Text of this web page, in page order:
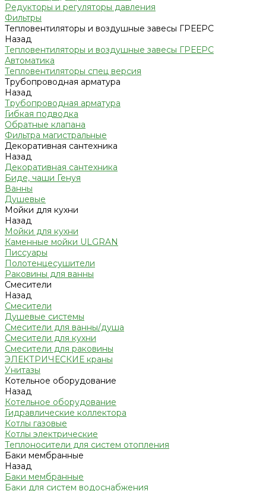
Редукторы и регуляторы давления
Фильтры
Тепловентиляторы и воздушные завесы ГРЕЕРС
Назад
Тепловентиляторы и воздушные завесы ГРЕЕРС
Автоматика
Тепловентиляторы спец версия
Трубопроводная арматура
Назад
Трубопроводная арматура
Гибкая подводка
Обратные клапана
Фильтра магистральные
Декоративная сантехника
Назад
Декоративная сантехника
Биде, чаши Генуя
Ванны
Душевые
Мойки для кухни
Назад
Мойки для кухни
Каменные мойки ULGRAN
Писсуары
Полотенцесушители
Раковины для ванны
Смесители
Назад
Смесители
Душевые системы
Смесители для ванны/душа
Смесители для кухни
Смесители для раковины
ЭЛЕКТРИЧЕСКИЕ краны
Унитазы
Котельное оборудование
Назад
Котельное оборудование
Гидравлические коллектора
Котлы газовые
Котлы электрические
Теплоносители для систем отопления
Баки мембранные
Назад
Баки мембранные
Баки для систем водоснабжения